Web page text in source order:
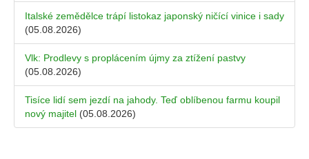
Italské zemědělce trápí listokaz japonský ničící vinice i sady
(05.08.2026)
Vlk: Prodlevy s proplácením újmy za ztížení pastvy
(05.08.2026)
Tisíce lidí sem jezdí na jahody. Teď oblíbenou farmu koupil
nový majitel (05.08.2026)